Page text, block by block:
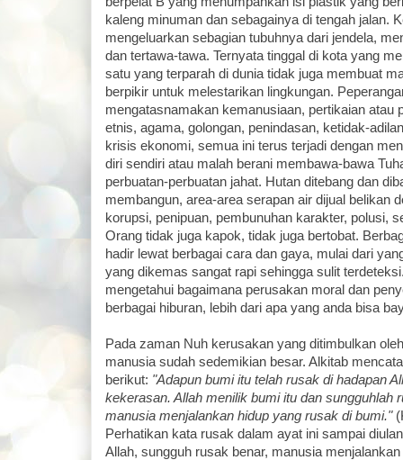
kaleng minuman dan sebagainya di tengah jalan.
mengeluarkan sebagian tubuhnya dari jendela,
dan tertawa-tawa. Ternyata tinggal di kota yang
satu yang terparah di dunia tidak juga membuat
berpikir untuk melestarikan lingkungan.
mengatasnamakan kemanusiaan, pertikaian atau
etnis, agama, golongan, penindasan, ketidak-
krisis ekonomi, semua ini terus terjadi dengan
diri sendiri atau malah berani membawa-bawa
perbuatan-perbuatan jahat. Hutan ditebang dan
membangun, area-area serapan air dijual belikan
korupsi, penipuan, pembunuhan karakter, polusi,
Orang tidak juga kapok, tidak juga bertobat.
hadir lewat berbagai cara dan gaya, mulai dari
yang dikemas sangat rapi sehingga sulit
mengetahui bagaimana perusakan moral dan
berbagai hiburan, lebih dari apa yang anda bisa
Pada zaman Nuh kerusakan yang ditimbulkan
manusia sudah sedemikian besar. Alkitab
berikut: "Adapun bumi itu telah rusak di hadapan
kekerasan. Allah menilik bumi itu dan sungguhlah
manusia menjalankan hidup yang rusak di bumi."
Perhatikan kata rusak dalam ayat ini sampai
Allah, sungguh rusak benar, manusia